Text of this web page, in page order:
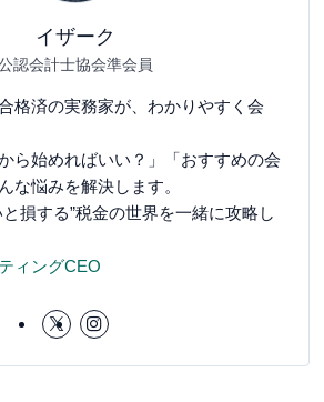
イザーク
認会計士協会準会員
格済の実務家が、わかりやすく会
ら始めればいい？」「おすすめの会
な悩みを解決します。
損する”税金の世界を一緒に攻略し
ィングCEO